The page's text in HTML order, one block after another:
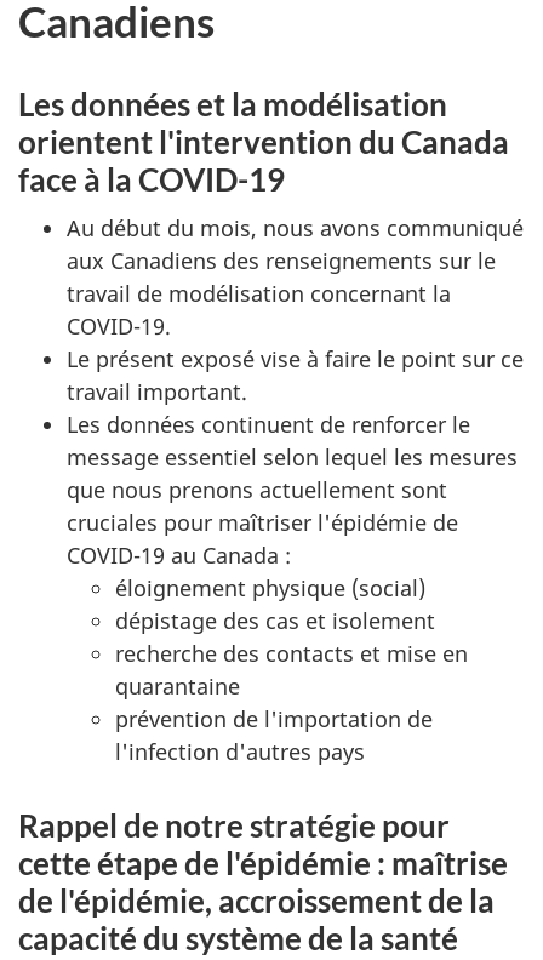
Canadiens
Les données et la modélisation
orientent l'intervention du Canada
face à la COVID-19
Au début du mois, nous avons communiqué
aux Canadiens des renseignements sur le
travail de modélisation concernant la
COVID-19.
Le présent exposé vise à faire le point sur ce
travail important.
Les données continuent de renforcer le
message essentiel selon lequel les mesures
que nous prenons actuellement sont
cruciales pour maîtriser l'épidémie de
COVID-19 au Canada :
éloignement physique (social)
dépistage des cas et isolement
recherche des contacts et mise en
quarantaine
prévention de l'importation de
l'infection d'autres pays
Rappel de notre stratégie pour
cette étape de l'épidémie : maîtrise
de l'épidémie, accroissement de la
capacité du système de la santé